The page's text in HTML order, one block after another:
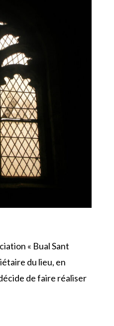
« Bual Sant
du lieu, en
de faire réaliser